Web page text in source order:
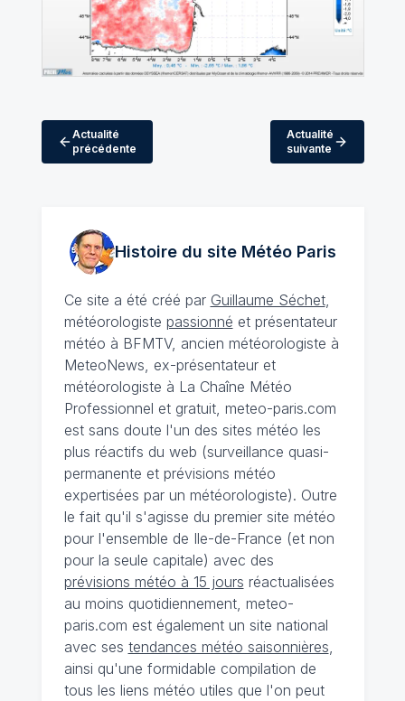
Actualité
précédente
Actualité
suivante
Histoire du site MétéoParis
Ce site a été créé par Guillaume Séchet,
météorologiste passionné et présentateur
météo à BFMTV, ancien météorologiste à
MeteoNews, ex-présentateur et
météorologiste à La Chaîne Météo
Professionnel et gratuit, meteo-paris.com
est sans doute l'un des sites météo les
plus réactifs du web (surveillance quasi-
permanente et prévisions météo
expertisées par un météorologiste). Outre
le fait qu'il s'agisse du premier site météo
pour l'ensemble de Ile-de-France (et non
pour la seule capitale) avec des
prévisions météo à 15 jours réactualisées
au moins quotidiennement, meteo-
paris.com est également un site national
avec ses tendances météo saisonnières
ainsi qu'une formidable compilation de
tous les liens météo utiles que l'on peut